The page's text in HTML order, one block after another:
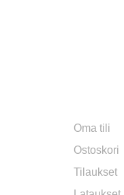
Oma tili
Ostoskori
Tilaukset